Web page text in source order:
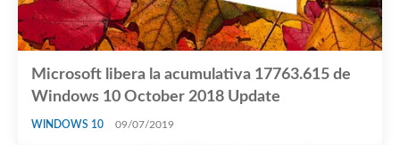
Microsoft libera la acumulativa 17763.615 de
Windows 10 October 2018 Update
WINDOWS 10 09/07/2019